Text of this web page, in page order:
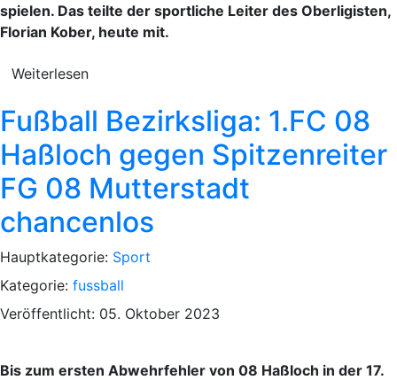
spielen. Das teilte der sportliche Leiter des Oberligisten,
Florian Kober, heute mit.
Weiterlesen
Fußball Bezirksliga: 1.FC 08
Haßloch gegen Spitzenreiter
FG 08 Mutterstadt
chancenlos
Hauptkategorie: Sport
Kategorie: fussball
Veröffentlicht: 05. Oktober 2023
Bis zum ersten Abwehrfehler von 08 Haßloch in der 17.